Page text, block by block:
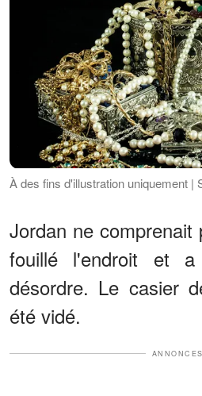
À des fins d'illustration uniquement |
Jordan ne
fouillé l'endroit et
désordre. Le casier
été vidé.
ANNONCES